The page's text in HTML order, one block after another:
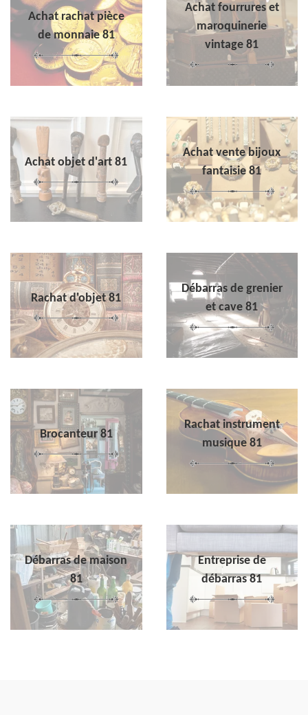
Achat rachat pièce
de monnaie 81
Achat fourrures et
maroquinerie
vintage 81
Achat objet d'art 81
Achat vente bijoux
fantaisie 81
Rachat d'objet 81
Débarras de grenier
et cave 81
Brocanteur 81
Rachat instrument
musique 81
Débarras de maison
81
Entreprise de
débarras 81